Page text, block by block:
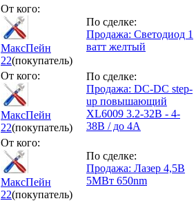
От кого:
МаксПейн
22(покупатель)
По сделке:
Продажа: Светодиод 1
ватт желтый
От кого:
МаксПейн
22(покупатель)
По сделке:
Продажа: DC-DC step-
up повышающий
XL6009 3.2-32В - 4-
38В / до 4А
От кого:
МаксПейн
22(покупатель)
По сделке:
Продажа: Лазер 4,5В
5МВт 650nm